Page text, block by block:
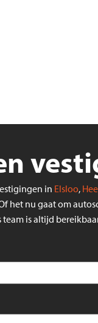
in Elsloo,
het nu gaat om
is altijd